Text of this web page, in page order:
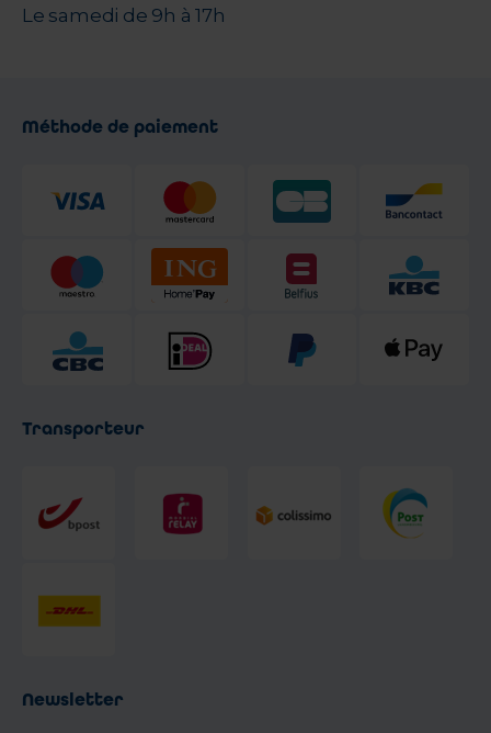
Le samedi de 9h à 17h
Méthode de paiement
Transporteur
Newsletter